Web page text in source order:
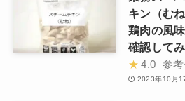
キン（む
鶏肉の風
確認して
★ 4.0 参
2023年10月